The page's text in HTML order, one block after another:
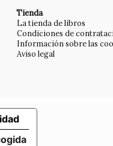
Tienda
La tienda de libros
Condiciones de
Información sobre las
Aviso legal